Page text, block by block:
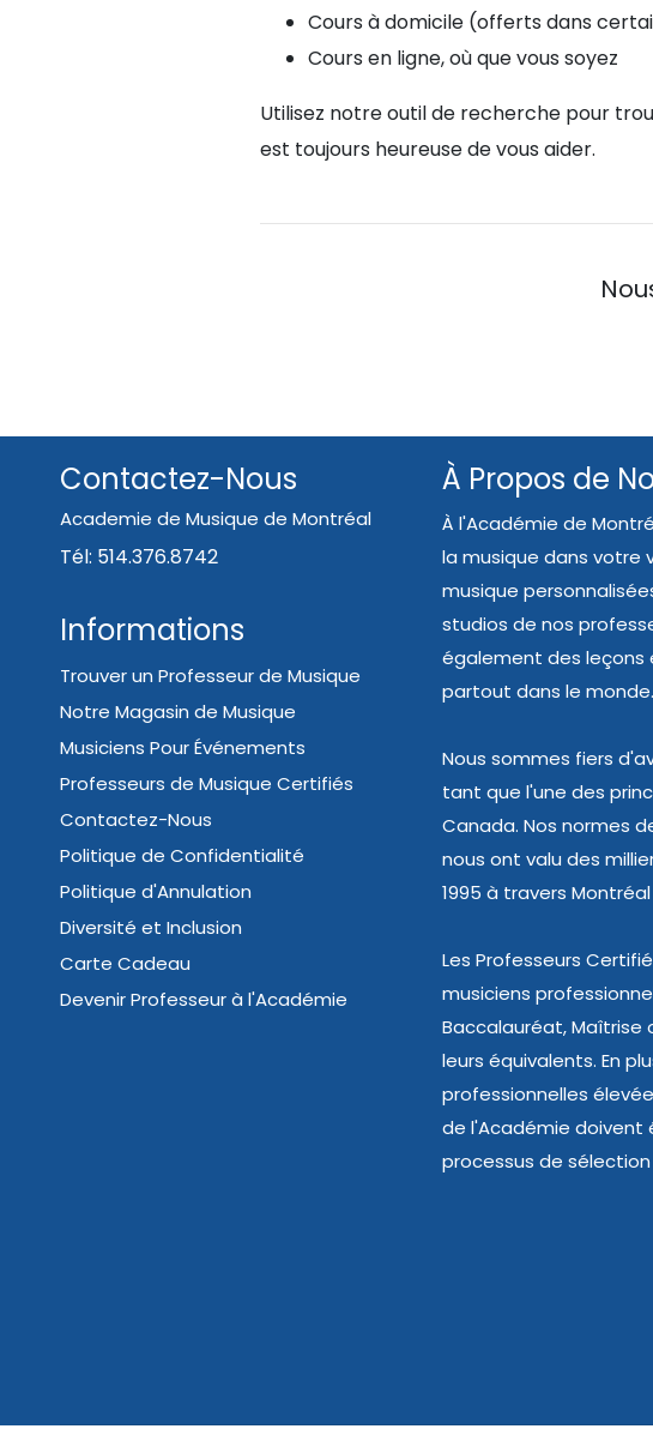
Cours à domicile (offerts dans
Cours en ligne, où que vous soyez
Utilisez notre outil de recherche pour
est toujours heureuse de vous aider.
Contactez-Nous
Academie de Musique de Montréal
Tél: 514.376.8742
Informations
Trouver un Professeur de Musique
Notre Magasin de Musique
Musiciens Pour Événements
Professeurs de Musique Certifiés
Contactez-Nous
Politique de Confidentialité
Politique d'Annulation
Diversité et Inclusion
Carte Cadeau
Devenir Professeur à l'Académie
À Propos de
À l'Académie de
la musique dans votre
musique
studios de nos
également des leçons
partout dans le monde.
Nous sommes fiers
tant que l'une des
Canada. Nos normes
nous ont valu des
1995 à travers
Les Professeurs
musiciens
Baccalauréat, Maîtrise
leurs équivalents. En
professionnelles
de l'Académie doivent
processus de sélection